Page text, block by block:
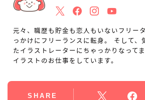
元々、職歴も貯金も恋人もいないフリー
っかけにフリーランスに転身。 そして、
たイラストレーターにちゃっかりなって
イラストのお仕事をしています。
SHARE